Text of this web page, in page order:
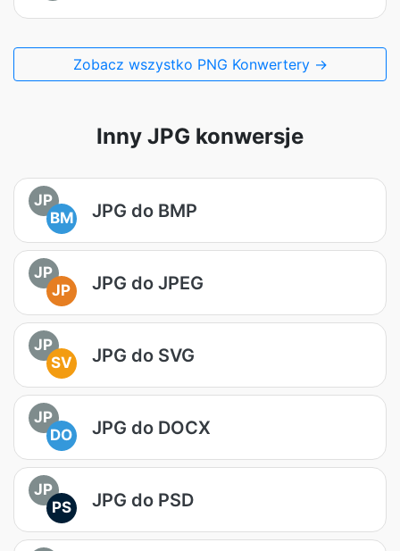
Zobacz wszystko PNG Konwertery →
Inny JPG konwersje
JP
BM
JPG do BMP
JP
JP
JPG do JPEG
JP
SV
JPG do SVG
JP
DO
JPG do DOCX
JP
PS
JPG do PSD